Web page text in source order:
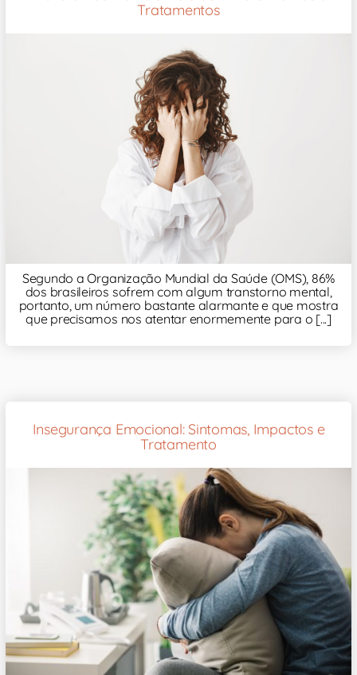
Tratamentos
Segundo a Organização Mundial da Saúde (OMS), 86%
dos brasileiros sofrem com algum transtorno mental,
portanto, um número bastante alarmante e que mostra
que precisamos nos atentar enormemente para o [...]
Insegurança Emocional: Sintomas, Impactos e
Tratamento